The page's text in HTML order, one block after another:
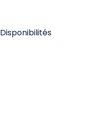
Disponibilités